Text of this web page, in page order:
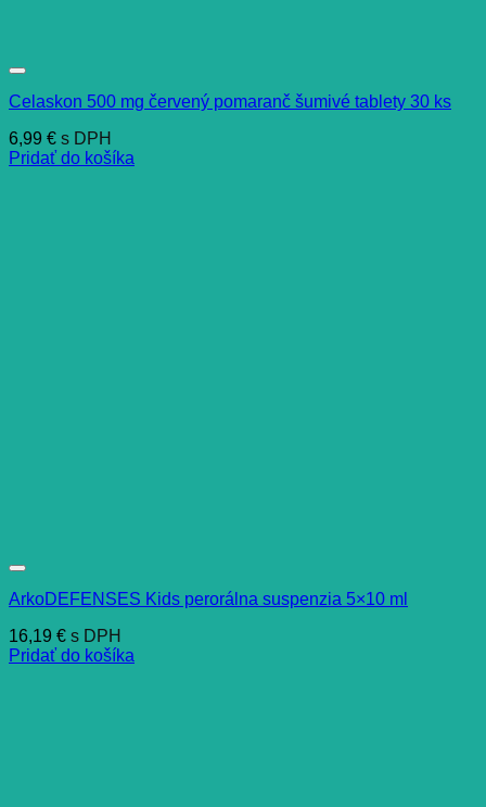
Celaskon 500 mg červený pomaranč šumivé tablety 30 ks
6,99 € s DPH
Pridať do košíka
ArkoDEFENSES Kids perorálna suspenzia 5×10 ml
16,19 € s DPH
Pridať do košíka